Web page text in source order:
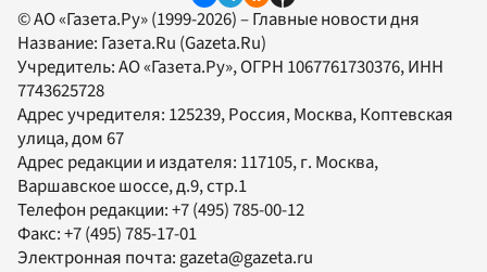
© АО «Газета.Ру» (1999-2026) – Главные новости дня
Название: Газета.Ru (Gazeta.Ru)
Учредитель:АО «Газета.Ру», ОГРН 1067761730376, ИНН
7743625728
Адрес учредителя: 125239, Россия, Москва, Коптевская
улица, дом 67
Адрес редакции и издателя: 117105, г. Москва,
Варшавское шоссе, д.9, стр.1
Телефон редакции:+7 (495) 785-00-12
Факс:+7 (495) 785-17-01
Электронная почта: gazeta@gazeta.ru